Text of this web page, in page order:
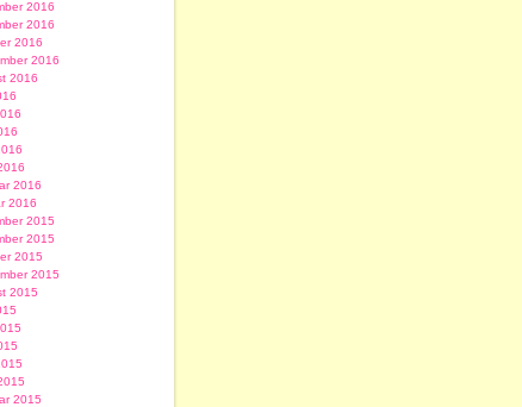
2016
2016
2016
2016
2016
2016
2016
2015
2015
2015
2015
2015
2015